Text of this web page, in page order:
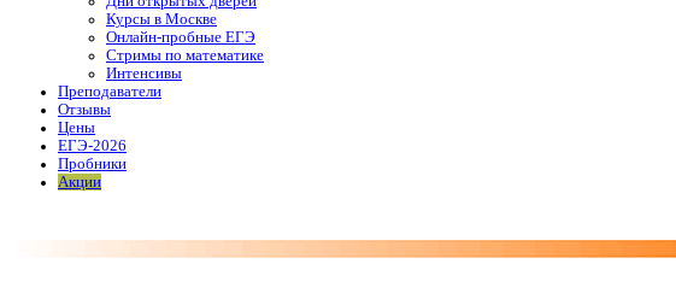
Курсы в Москве
Онлайн-пробные ЕГЭ
Стримы по математике
Интенсивы
Преподаватели
Отзывы
Цены
ЕГЭ-2026
Пробники
Акции